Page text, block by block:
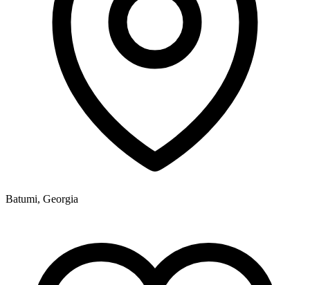
Batumi, Georgia